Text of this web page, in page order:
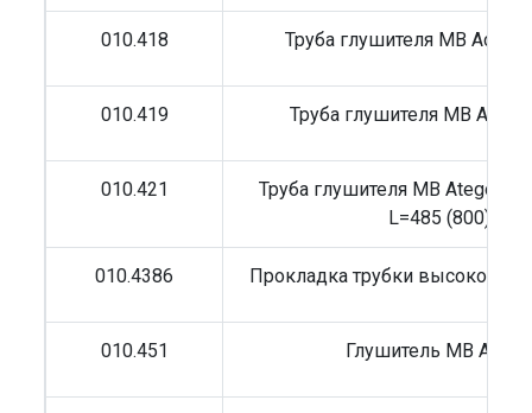
010.418 Труба глушителя MB Actros
010.419 Труба глушителя MB
010.421
Труба глушителя MB Atego/
L=485 (800)
010.4386 Прокладка трубки высокого
010.451 Глушитель MB Actros